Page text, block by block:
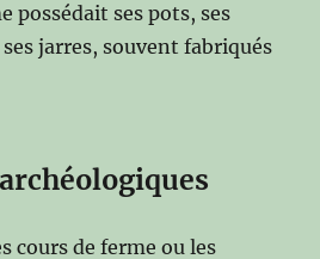
possédait ses pots, ses
jarres, souvent fabriqués
cours de ferme ou les